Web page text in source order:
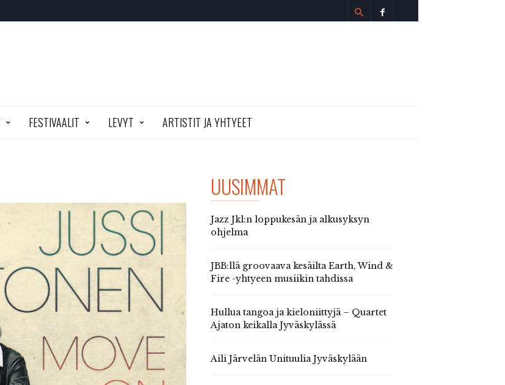
FESTIVAALIT LEVYT ARTISTIT JA YHTYEET
UUSIMMAT
Jazz Jkl:n loppukesän ja alkusyksyn
ohjelma
JBB:llä groovaava kesäilta Earth, Wind &
Fire -yhtyeen musiikin tahdissa
Hullua tangoa ja kieloniittyjä – Quartet
Ajaton keikalla Jyväskylässä
Aili Järvelän Unituulia Jyväskylään